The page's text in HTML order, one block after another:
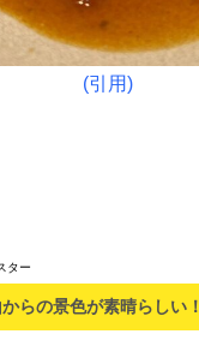
(引用)
ター
らの景色が素晴らしい！